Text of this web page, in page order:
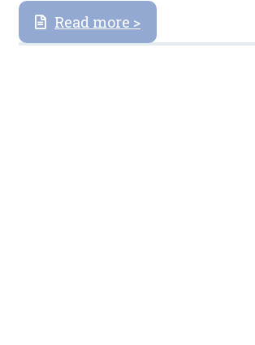
Read more >